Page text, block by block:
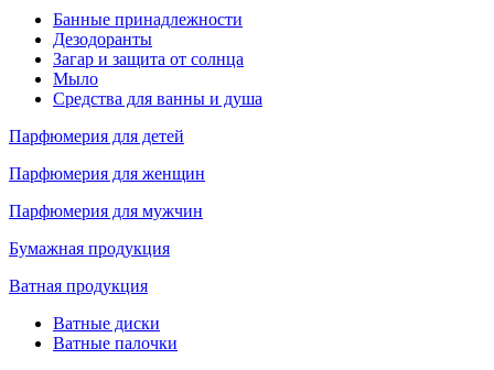
Банные принадлежности
Дезодоранты
Загар и защита от солнца
Мыло
Средства для ванны и душа
Парфюмерия для детей
Парфюмерия для женщин
Парфюмерия для мужчин
Бумажная продукция
Ватная продукция
Ватные диски
Ватные палочки